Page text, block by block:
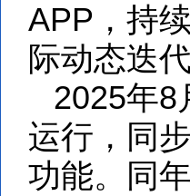
APP，持
际动态迭
2025年8
运行，同
功能。同